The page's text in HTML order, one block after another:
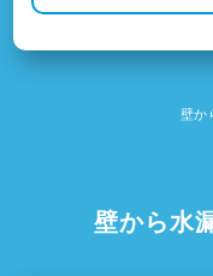
壁か
壁から水